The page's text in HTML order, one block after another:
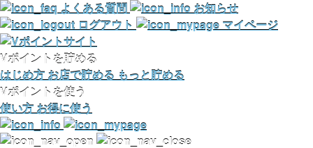
よくある質問
お知らせ
ログアウト
マイページ
Vポイントを貯める
はじめ方 お店で貯める もっと貯める
Vポイントを使う
使い方 お得に使う